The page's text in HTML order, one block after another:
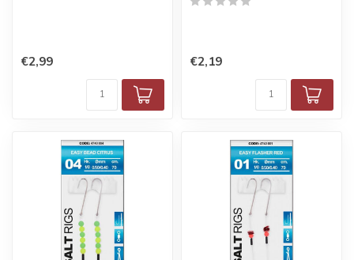
€2,99 €2,19